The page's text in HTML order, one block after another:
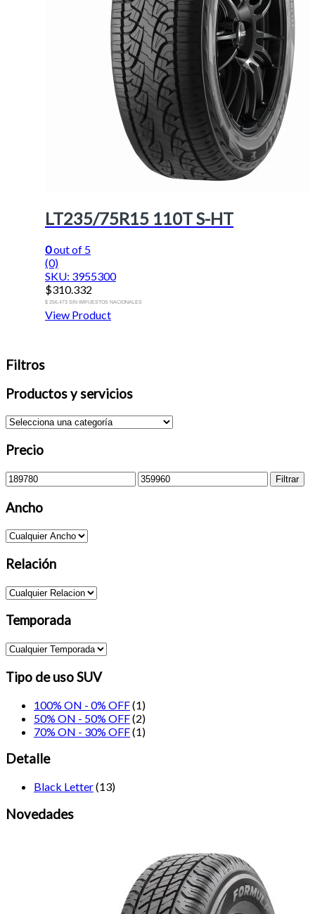
LT235/75R15 110T S-HT
0out of 5
(0)
SKU: 3955300
$310.332
$ 256.473 SIN IMPUESTOS NACIONALES
View Product
Filtros
Productos y servicios
Precio
Precio
mínimo
Precio
máximo
Filtrar
Ancho
Relación
Temporada
Tipo de uso SUV
100% ON - 0% OFF(1)
50% ON - 50% OFF(2)
70% ON - 30% OFF(1)
Detalle
Black Letter(13)
Novedades